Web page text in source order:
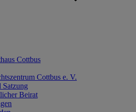
Cottbus
Cottbus e. V.
Satzung
Beirat